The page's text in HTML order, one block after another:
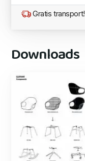
Gratis transport!
Downloads